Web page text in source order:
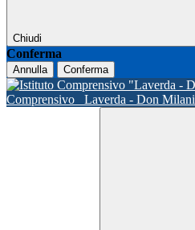
Chiudi
Conferma
Annulla Conferma
Comprensivo
Laverda - Don Milani